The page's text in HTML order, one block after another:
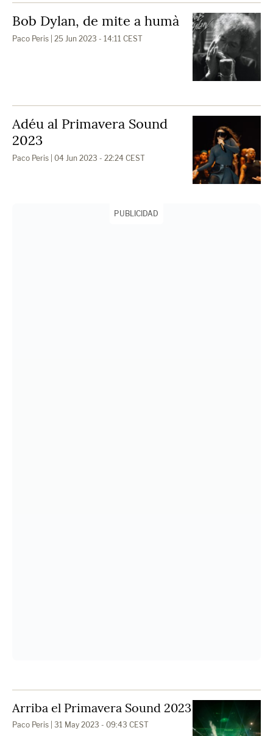
Bob Dylan, de mite a humà
Paco Peris | 25 Jun 2023 - 14:11 CEST
Adéu al Primavera Sound
2023
Paco Peris | 04 Jun 2023 - 22:24 CEST
PUBLICIDAD
Arriba el Primavera Sound 2023
Paco Peris | 31 May 2023 - 09:43 CEST